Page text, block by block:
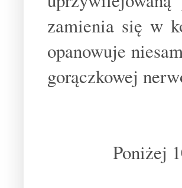
zamienia się w
opanowuje
gorączkowej
Poniżej